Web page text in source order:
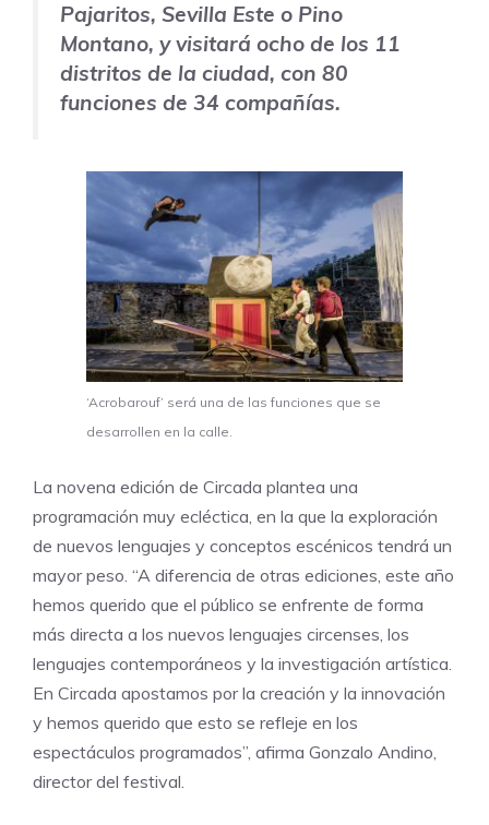
Pajaritos, Sevilla Este o Pino
Montano, y visitará ocho de los 11
distritos de la ciudad, con 80
funciones de 34 compañías.
‘Acrobarouf’ será una de las funciones que se
desarrollen en la calle.
La novena edición de Circada plantea una
programación muy ecléctica, en la que la exploración
de nuevos lenguajes y conceptos escénicos tendrá un
mayor peso. “A diferencia de otras ediciones, este año
hemos querido que el público se enfrente de forma
más directa a los nuevos lenguajes circenses, los
lenguajes contemporáneos y la investigación artística.
En Circada apostamos por la creación y la innovación
y hemos querido que esto se refleje en los
espectáculos programados”, afirma Gonzalo Andino,
director del festival.